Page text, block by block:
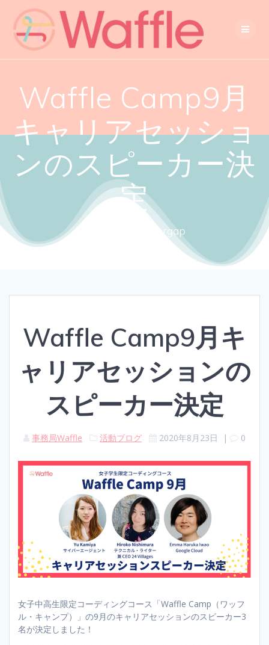
Waffle Camp9月
キャリアセッショ
ンのスピーカー決
定
Close the gendergap
Waffle Camp9月キ
ャリアセッションの
スピーカー決定
事務局Waffle 活動ブログ 2020年8月23日 | 0
女子中高生限定コーディングコース「Waffle Camp（ワッフ
ル・キャンプ）」の9月のキャリアセッションのスピーカー3
名が決定しました！